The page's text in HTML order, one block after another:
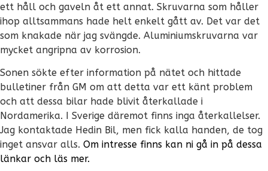
ett håll och gaveln åt ett annat. Skruvarna som håller
ihop alltsammans hade helt enkelt gått av. Det var det
som knakade när jag svängde. Aluminiumskruvarna var
mycket angripna av korrosion.
Sonen sökte efter information på nätet och hittade
bulletiner från GM om att detta var ett känt problem
och att dessa bilar hade blivit återkallade i
Nordamerika. I Sverige däremot finns inga återkallelser.
Jag kontaktade Hedin Bil, men fick kalla handen, de tog
inget ansvar alls. Om intresse finns kan ni gå in på dessa
länkar och läs mer.